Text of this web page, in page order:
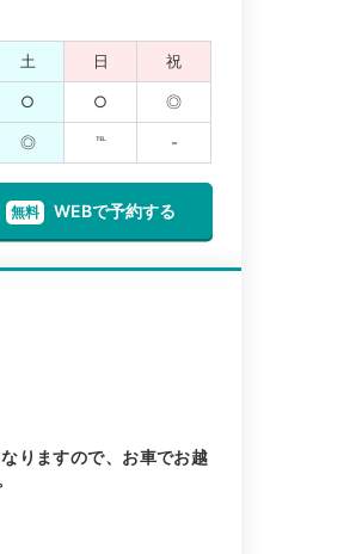
土 日 祝
○ ○ ◎
◎ ℡ -
無料 WEBで予約する
りますので、お車でお越